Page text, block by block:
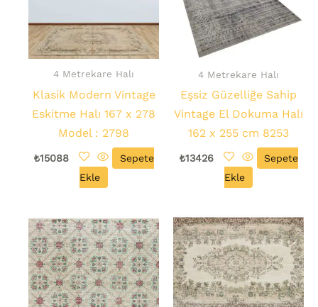
4 Metrekare Halı
Klasik Modern Vintage
Eskitme Halı 167 x 278
Model : 2798
₺15088
Sepete
Ekle
4 Metrekare Halı
Eşsiz Güzelliğe Sahip
Vintage El Dokuma Halı
162 x 255 cm 8253
₺13426
Sepete
Ekle